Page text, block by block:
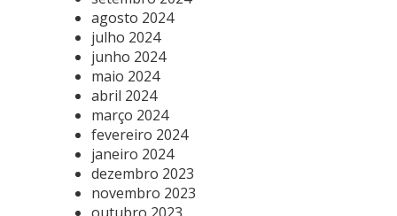
agosto 2024
julho 2024
junho 2024
maio 2024
abril 2024
março 2024
fevereiro 2024
janeiro 2024
dezembro 2023
novembro 2023